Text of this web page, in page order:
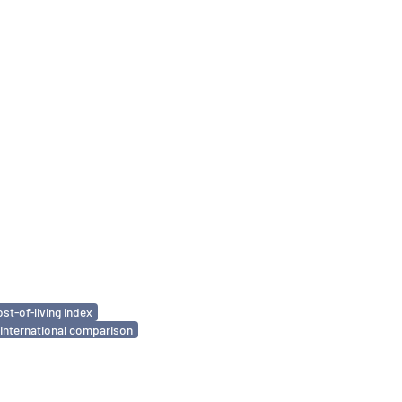
of-living index
international comparison